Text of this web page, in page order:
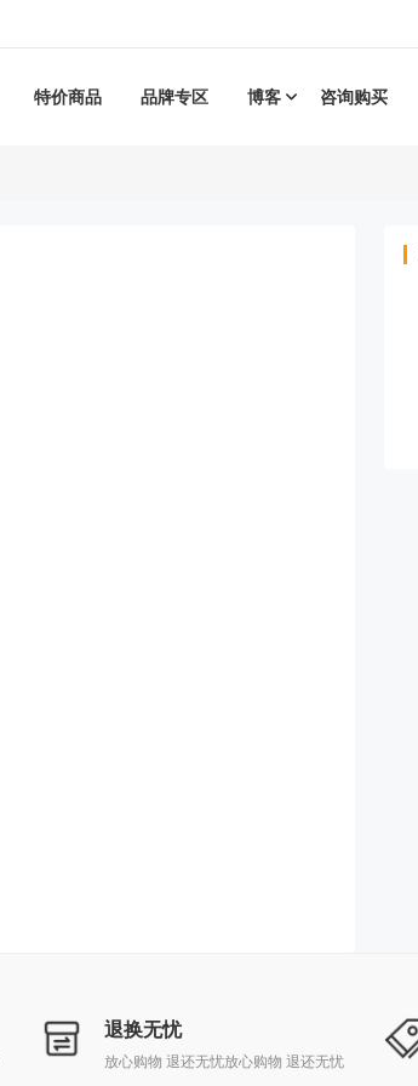
特价商品 品牌专区 博客 咨询购买
退换无忧
放心购物 退还无忧放心购物 退还无忧